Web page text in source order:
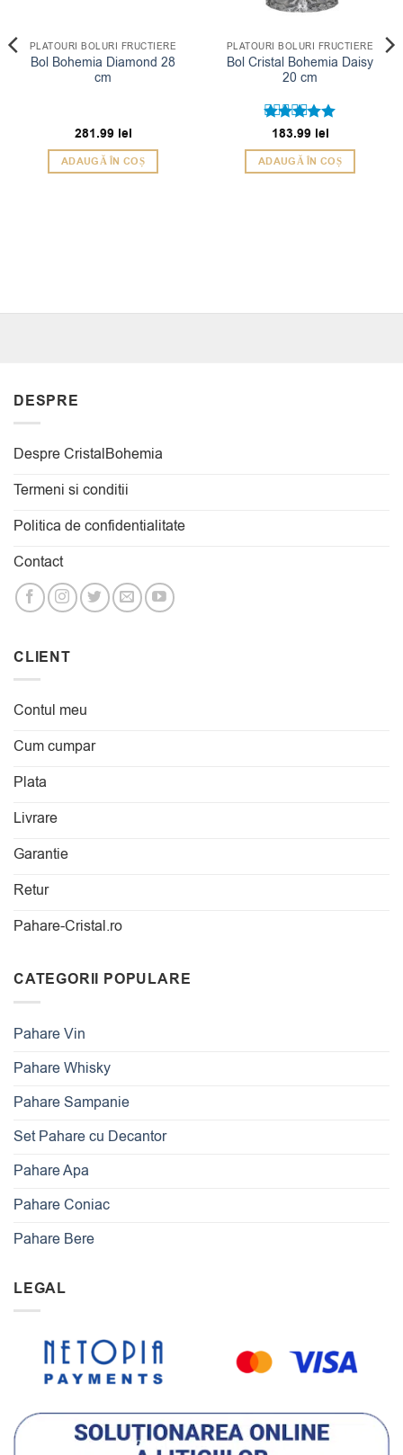
PLATOURI BOLURI FRUCTIERE
Bol Bohemia Diamond 28
cm
281.99 lei
ADAUGĂ ÎN COȘ
PLATOURI BOLURI FRUCTIERE
Bol Cristal Bohemia Daisy
20 cm
Evaluat la
5din 5
183.99 lei
ADAUGĂ ÎN COȘ
DESPRE
Despre CristalBohemia
Termeni si conditii
Politica de confidentialitate
Contact
CLIENT
Contul meu
Cum cumpar
Plata
Livrare
Garantie
Retur
Pahare-Cristal.ro
CATEGORII POPULARE
Pahare Vin
Pahare Whisky
Pahare Sampanie
Set Pahare cu Decantor
Pahare Apa
Pahare Coniac
Pahare Bere
LEGAL